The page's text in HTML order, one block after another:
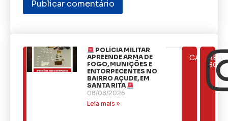
ÚLTIMAS
NOTÍCIAS
POLÍCIA MILITAR
APREENDE ARMA DE
FOGO, MUNIÇÕES E
ENTORPECENTES NO
BAIRRO AÇUDE, EM
SANTA RITA
08/08/2026
Leia mais »